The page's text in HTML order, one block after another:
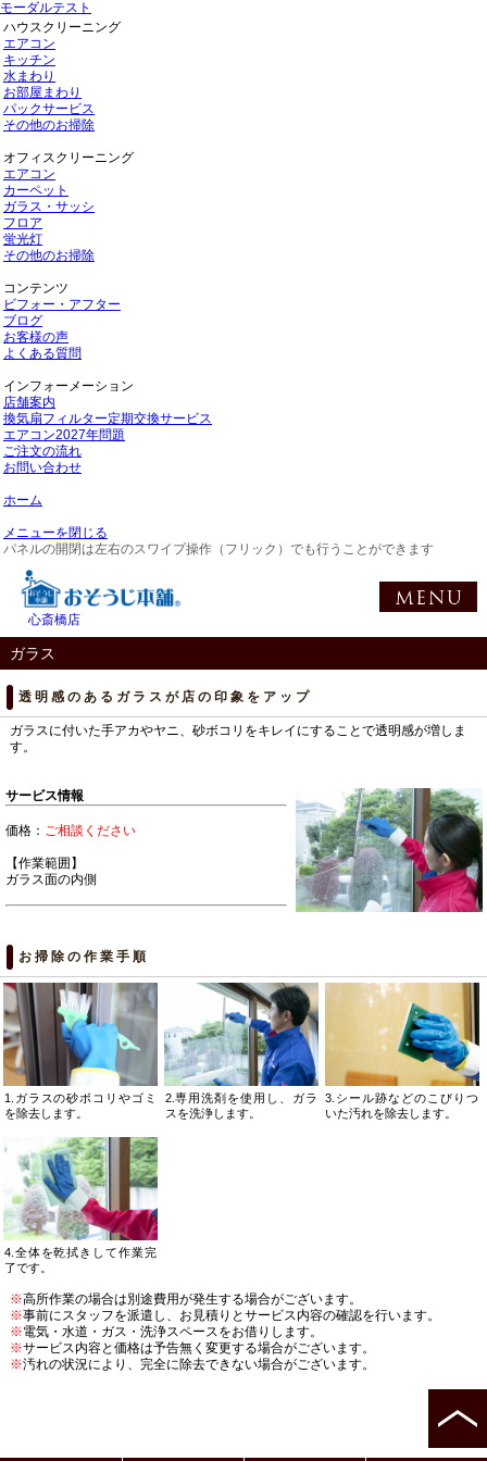
モーダルテスト
ハウスクリーニング
エアコン
キッチン
水まわり
お部屋まわり
パックサービス
その他のお掃除
オフィスクリーニング
エアコン
カーペット
ガラス・サッシ
フロア
蛍光灯
その他のお掃除
コンテンツ
ビフォー・アフター
ブログ
お客様の声
よくある質問
インフォーメーション
店舗案内
換気扇フィルター定期交換サービス
エアコン2027年問題
ご注文の流れ
お問い合わせ
ホーム
メニューを閉じる
パネルの開閉は左右のスワイプ操作（フリック）でも行うことができます
心斎橋店
ガラス
透明感のあるガラスが店の印象をアップ
ガラスに付いた手アカやヤニ、砂ボコリをキレイにすることで透明感が増しま
す。
サービス情報
価格： ご相談ください
【作業範囲】
ガラス面の内側
お掃除の作業手順
1.ガラスの砂ボコリやゴミ
を除去します。
2.専用洗剤を使用し、ガラ
スを洗浄します。
3.シール跡などのこびりつ
いた汚れを除去します。
4.全体を乾拭きして作業完
了です。
※高所作業の場合は別途費用が発生する場合がございます。
※事前にスタッフを派遣し、お見積りとサービス内容の確認を行います。
※電気・水道・ガス・洗浄スペースをお借りします。
※サービス内容と価格は予告無く変更する場合がございます。
※汚れの状況により、完全に除去できない場合がございます。